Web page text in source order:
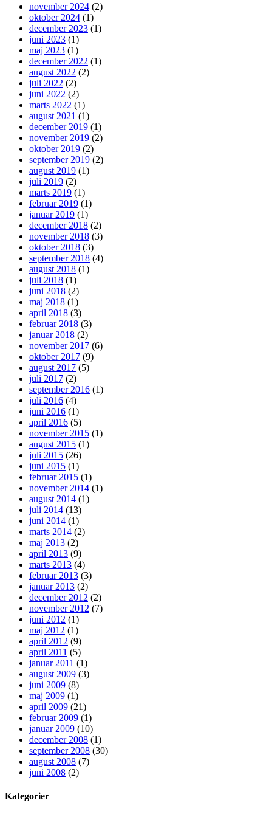
november 2024 (2)
oktober 2024 (1)
december 2023 (1)
juni 2023 (1)
maj 2023 (1)
december 2022 (1)
august 2022 (2)
juli 2022 (2)
juni 2022 (2)
marts 2022 (1)
august 2021 (1)
december 2019 (1)
november 2019 (2)
oktober 2019 (2)
september 2019 (2)
august 2019 (1)
juli 2019 (2)
marts 2019 (1)
februar 2019 (1)
januar 2019 (1)
december 2018 (2)
november 2018 (3)
oktober 2018 (3)
september 2018 (4)
august 2018 (1)
juli 2018 (1)
juni 2018 (2)
maj 2018 (1)
april 2018 (3)
februar 2018 (3)
januar 2018 (2)
november 2017 (6)
oktober 2017 (9)
august 2017 (5)
juli 2017 (2)
september 2016 (1)
juli 2016 (4)
juni 2016 (1)
april 2016 (5)
november 2015 (1)
august 2015 (1)
juli 2015 (26)
juni 2015 (1)
februar 2015 (1)
november 2014 (1)
august 2014 (1)
juli 2014 (13)
juni 2014 (1)
marts 2014 (2)
maj 2013 (2)
april 2013 (9)
marts 2013 (4)
februar 2013 (3)
januar 2013 (2)
december 2012 (2)
november 2012 (7)
juni 2012 (1)
maj 2012 (1)
april 2012 (9)
april 2011 (5)
januar 2011 (1)
august 2009 (3)
juni 2009 (8)
maj 2009 (1)
april 2009 (21)
februar 2009 (1)
januar 2009 (10)
december 2008 (1)
september 2008 (30)
august 2008 (7)
juni 2008 (2)
Kategorier